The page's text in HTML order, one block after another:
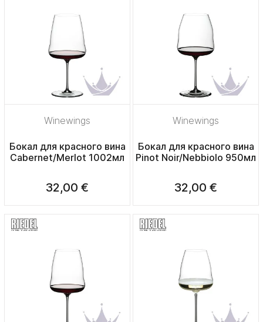
Winewings
Бокал для красного вина
Cabernet/Merlot 1002мл
32,00 €
Winewings
Бокал для красного вина
Pinot Noir/Nebbiolo 950мл
32,00 €